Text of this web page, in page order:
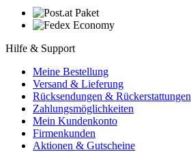
Hilfe & Support
Meine Bestellung
Versand & Lieferung
Rücksendungen & Rückerstattungen
Zahlungsmöglichkeiten
Mein Kundenkonto
Firmenkunden
Aktionen & Gutscheine